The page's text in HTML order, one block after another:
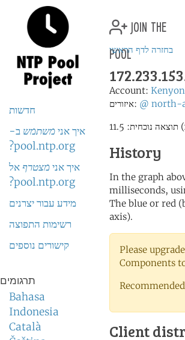
חדשות
איך אנימשתמש ב-
pool.ntp.org?
איך אנימצטרף אל
pool.ntp.org?
מידע עבור יצרנים
רשימות התפוצה
קישורים נוספים
תרגומים
Bahasa
Indonesia
Català
join the
pool
בחזרה לדף הראשי
Account:
איזורים: @ north-
History
In the graph
milliseconds,
The blue or red
axis).
Please
Components
Client